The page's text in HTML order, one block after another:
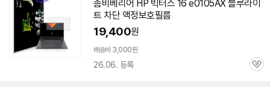
좀비베리어 HP 빅터스 16 e0105AX 블루라이
트 차단 액정보호필름
19,400원
배송비 3,000원
26.06. 등록
관